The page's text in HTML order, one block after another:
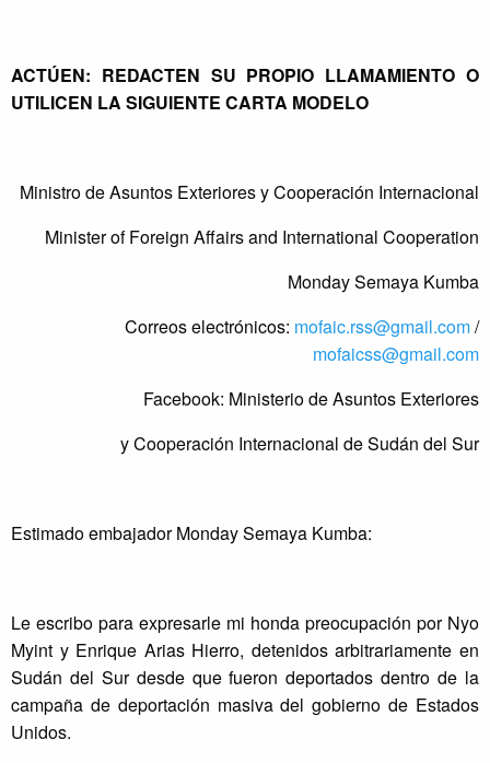
ACTÚEN: REDACTEN SU PROPIO LLAMAMIENTO O
UTILICEN LA SIGUIENTE CARTA MODELO
Ministro de Asuntos Exteriores y Cooperación Internacional
Minister of Foreign Affairs and International Cooperation
Monday Semaya Kumba
Correos electrónicos: mofaic.rss@gmail.com/
mofaicss@gmail.com
Facebook: Ministerio de Asuntos Exteriores
y Cooperación Internacional de Sudán del Sur
Estimado embajador Monday Semaya Kumba:
Le escribo para expresarle mi honda preocupación por Nyo
Myint y Enrique Arias Hierro, detenidos arbitrariamente en
Sudán del Sur desde que fueron deportados dentro de la
campaña de deportación masiva del gobierno de Estados
Unidos.